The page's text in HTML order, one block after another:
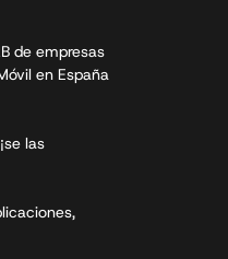
de empresas
en España
las